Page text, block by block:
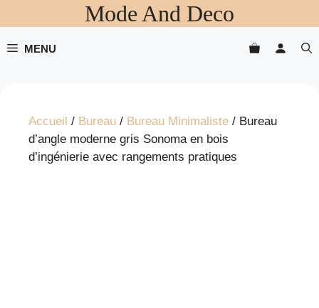
au
contenu
Mode And Deco
MENU
Accueil / Bureau / Bureau Minimaliste / Bureau
d’angle moderne gris Sonoma en bois
d’ingénierie avec rangements pratiques